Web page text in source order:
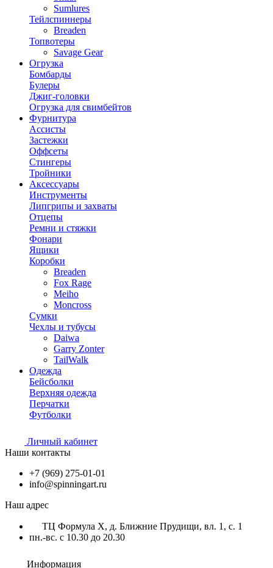
Sumlures
Тейлспиннеры
Breaden
Топвотеры
Savage Gear
Огрузка
Бомбарды
Булеры
Джиг-головки
Огрузка для свимбейтов
Фурнитура
Ассисты
Застежки
Оффсеты
Стингеры
Тройники
Аксессуары
Инструменты
Липгрипы и захваты
Отцепы
Ремни и стяжки
Фонари
Ящики
Коробки
Breaden
Fox Rage
Meiho
Moncross
Сумки
Чехлы и тубусы
Daiwa
Garry Zonter
TailWalk
Одежда
Бейсболки
Верхняя одежда
Перчатки
Футболки
Личный кабинет
Наши контакты
+7 (969) 275-01-01
info@spinningart.ru
Наш адрес
ТЦ Формула X, д. Ближние Прудищи, вл. 1, с. 1
пн.-вс. с 10.30 до 20.30
Информация